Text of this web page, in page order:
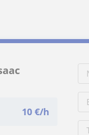
10 €/h